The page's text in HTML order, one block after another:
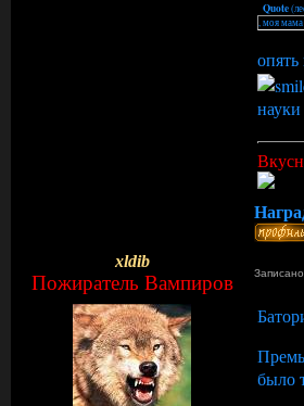
Quote(
, моя
xldib
Пожиратель Вампиров
было